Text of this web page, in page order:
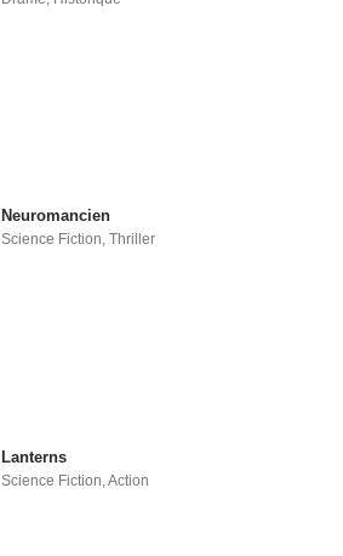
Neuromancien
Science Fiction,Thriller
Lanterns
Science Fiction ,Action